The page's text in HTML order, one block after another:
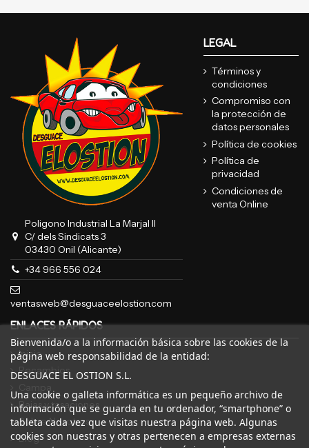
Poligono Industrial La Marjal II
C/ dels Sindicats 3
03430 Onil (Alicante)
+34 966 556 024
ventasweb@desguaceelostion.com
LEGAL
Términos y
condiciones
Compromiso con
la protección de
datos personales
Política de cookies
Política de
privacidad
Condiciones de
venta Online
ENLACES RÁPIDOS
Inicio
Recambios
Bajas y tasaciones
Sobre Nosotros
Blog
Bienvenida/o a la información básica sobre las cookies de la
página web responsabilidad de la entidad:
DESGUACE EL OSTION S.L.
Una cookie o galleta informática es un pequeño archivo de
información que se guarda en tu ordenador, “smartphone” o
tableta cada vez que visitas nuestra página web. Algunas
cookies son nuestras y otras pertenecen a empresas externas